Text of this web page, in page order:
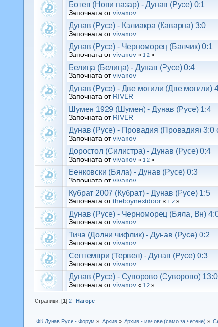
Ботев (Нови пазар) - Дунав (Русе) 0:1
Започната от vivanov
Дунав (Русе) - Калиакра (Каварна) 3:0
Започната от vivanov
Дунав (Русе) - Черноморец (Балчик) 0:1
Започната от vivanov « 1 2 »
Белица (Белица) - Дунав (Русе) 0:4
Започната от vivanov
Дунав (Русе) - Две могили (Две могили)
Започната от RIVER
Шумен 1929 (Шумен) - Дунав (Русе) 1:4
Започната от RIVER
Дунав (Русе) - Провадия (Провадия) 3:0
Започната от vivanov
Доростол (Силистра) - Дунав (Русе) 0:4
Започната от vivanov « 1 2 »
Бенковски (Бяла) - Дунав (Русе) 0:3
Започната от vivanov
Кубрат 2007 (Кубрат) - Дунав (Русе) 1:5
Започната от theboynextdoor « 1 2 »
Дунав (Русе) - Черноморец (Бяла, Вн)
Започната от vivanov
Тича (Долни чифлик) - Дунав (Русе) 0:2
Започната от vivanov
Септември (Тервел) - Дунав (Русе) 0:3
Започната от vivanov
Дунав (Русе) - Суворово (Суворово) 13:0
Започната от vivanov « 1 2 »
Страници: [1]2 Нагоре
ФК Дунав Русе - Форум » Архив» Архив - мачове (само за четене) »